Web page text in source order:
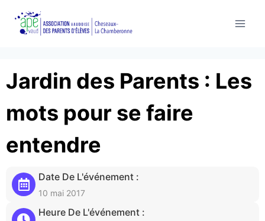
Jardin des Parents : Les
mots pour se faire
entendre
Date De L'événement :
10 mai 2017
Heure De L'événement :